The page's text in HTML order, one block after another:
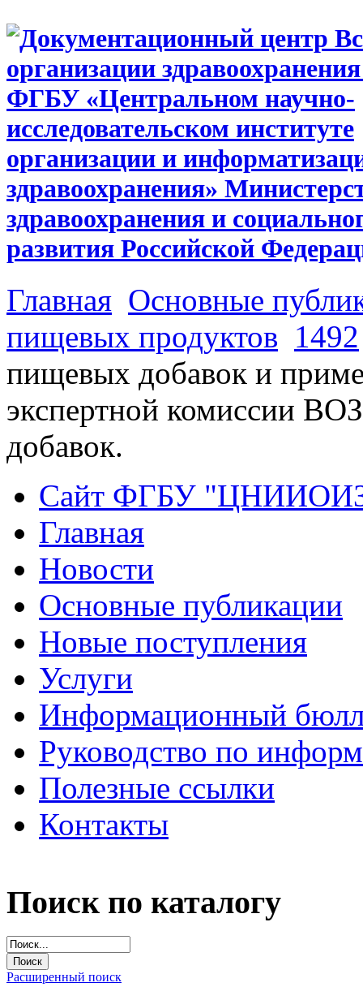
Главная Основные
пищевых продуктов 1492
пищевых добавок и
экспертной комиссии
добавок.
Сайт ФГБУ
Главная
Новости
Основные публикации
Новые поступления
Услуги
Информационный
Руководство по
Полезные ссылки
Контакты
Поиск по каталогу
Расширенный поиск